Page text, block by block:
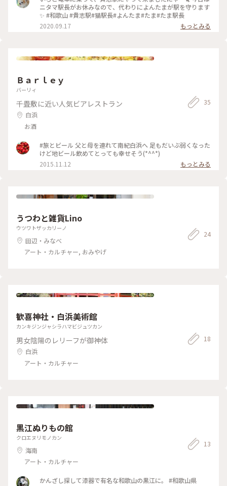
ニタマ駅長がお休みなので、代わりによんたまが駅を守ります
✨ #和歌山 #貴志駅#猫駅長#よんたま#たま#たま駅長
2020.09.17
もっとみる
Ｂａｒｌｅｙ
バーリィ
千畳敷に近い人気ビアレストラン
白浜
お酒
35
#旅とビール 父と母を連れて南紀白浜へ 足もだいぶ弱くなった
けど地ビール飲めてとっても幸せそう(*^^*)
2015.11.12
もっとみる
うつわと雑貨Lino
ウツワトザッカリーノ
田辺・みなべ
アート・カルチャー, おみやげ
24
歓喜神社・白浜美術館
カンキジンジャシラハマビジュツカン
男女陰陽のレリーフが御神体
白浜
アート・カルチャー
18
黒江ぬりもの館
クロエヌリモノカン
海南
アート・カルチャー
13
かんざし探して漆器で有名な和歌山の黒江に。 #和歌山県